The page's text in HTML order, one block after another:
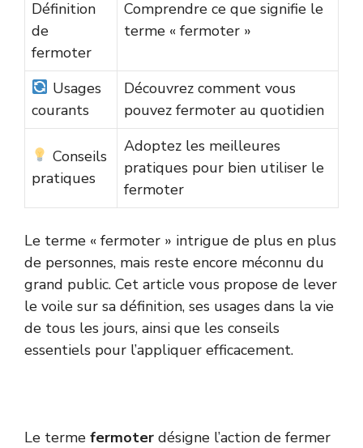
Définition
de
fermoter
Comprendre ce que signifie le
terme « fermoter »
Usages
courants
Découvrez comment vous
pouvez fermoter au quotidien
Conseils
pratiques
Adoptez les meilleures
pratiques pour bien utiliser le
fermoter
Le terme « fermoter » intrigue de plus en plus
de personnes, mais reste encore méconnu du
grand public. Cet article vous propose de lever
le voile sur sa définition, ses usages dans la vie
de tous les jours, ainsi que les conseils
essentiels pour l’appliquer efficacement.
Le terme fermoter désigne l’action de fermer